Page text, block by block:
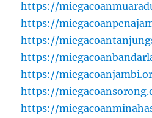
https://
https://
https://
https://
https://
https://
https://